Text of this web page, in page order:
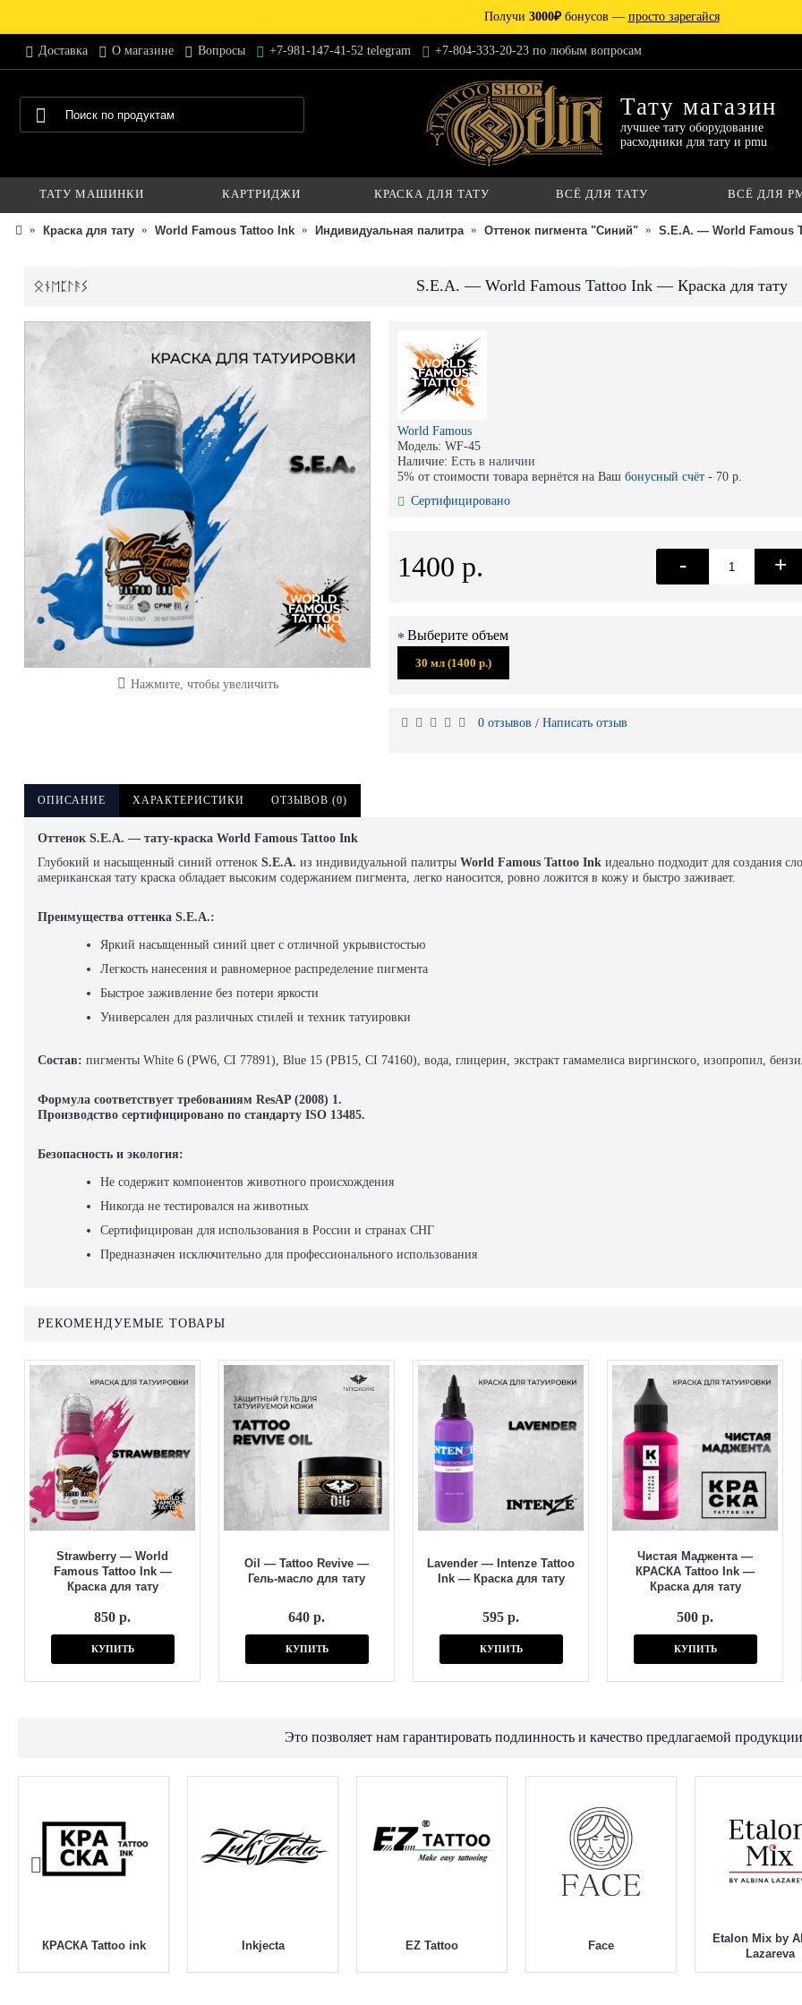
Получи 3000₽бонусов — просто зарегайся
Доставка О магазине Вопросы +7-981-147-41-52 telegram +7-804-333-20-23 по любым вопросам
Тату магазин
лучшее тату оборудование
расходники для тату и pmu
ТАТУ МАШИНКИ КАРТРИДЖИ КРАСКА ДЛЯ ТАТУ ВСЁ ДЛЯ ТАТУ ВСЁ ДЛЯ
Краска для тату World Famous Tattoo Ink Индивидуальная палитра Оттенок пигмента "Синий" S.E.A. — World Famous
S.E.A. — World Famous Tattoo Ink — Краска для тату
Нажмите, чтобы увеличить
World Famous
Модель: WF-45
Наличие: Есть в наличии
5% от стоимости товара вернётся на Ваш бонусный счёт - 70 р.
Сертифицировано
1400 р. - +
Выберите объем
30 мл (1400 р.)
0 отзывов / Написать отзыв
ОПИСАНИЕ ХАРАКТЕРИСТИКИ ОТЗЫВОВ (0)
Оттенок S.E.A. — тату-краска World Famous Tattoo Ink
Глубокий и насыщенный синий оттенок S.E.A. из индивидуальной палитры World Famous Tattoo Ink идеально подходит для создания
американская тату краска обладает высоким содержанием пигмента, легко наносится, ровно ложится в кожу и быстро заживает.
Преимущества оттенка S.E.A.:
Яркий насыщенный синий цвет с отличной укрывистостью
Легкость нанесения и равномерное распределение пигмента
Быстрое заживление без потери яркости
Универсален для различных стилей и техник татуировки
Состав: пигменты White 6 (PW6, CI 77891), Blue 15 (PB15, CI 74160), вода, глицерин, экстракт гамамелиса виргинского, изопропил,
Формула соответствует требованиям ResAP (2008) 1.
Производство сертифицировано по стандарту ISO 13485.
Безопасность и экология:
Не содержит компонентов животного происхождения
Никогда не тестировался на животных
Сертифицирован для использования в России и странах СНГ
Предназначен исключительно для профессионального использования
РЕКОМЕНДУЕМЫЕ ТОВАРЫ
Strawberry — World
Famous Tattoo Ink —
Краска для тату
850 р.
КУПИТЬ
Oil — Tattoo Revive —
Гель-масло для тату
640 р.
КУПИТЬ
Lavender — Intenze Tattoo
Ink — Краска для тату
595 р.
КУПИТЬ
Чистая Маджента —
КРАСКА Tattoo Ink —
Краска для тату
500 р.
КУПИТЬ
Это позволяет нам гарантировать подлинность и качество предлагаемой
КРАСКА Tattoo ink Inkjecta EZ Tattoo Face
Etalon Mix by
Lazareva